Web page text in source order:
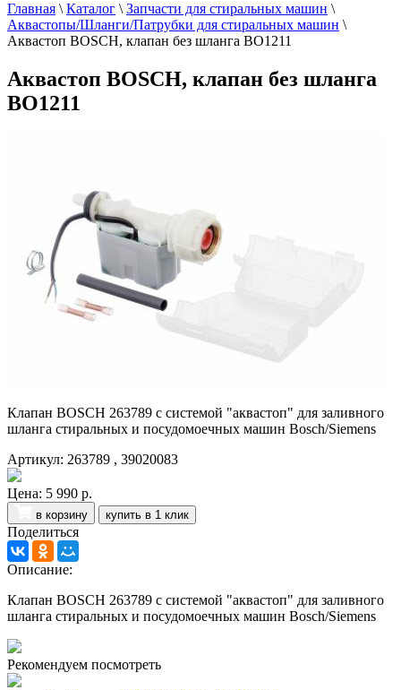
Главная \ Каталог \ Запчасти для стиральных машин \
Аквастопы/Шланги/Патрубки для стиральных машин \
Аквастоп BOSCH, клапан без шланга BO1211
Аквастоп BOSCH, клапан без шланга
BO1211
Клапан BOSCH 263789 с системой "аквастоп" для заливного
шланга стиральных и посудомоечных машин Bosch/Siemens
Артикул: 263789 , 39020083
Цена: 5 990 р.
в корзину купить в 1 клик
Поделиться
Описание:
Клапан BOSCH 263789 с системой "аквастоп" для заливного
шланга стиральных и посудомоечных машин Bosch/Siemens
Рекомендуем посмотреть